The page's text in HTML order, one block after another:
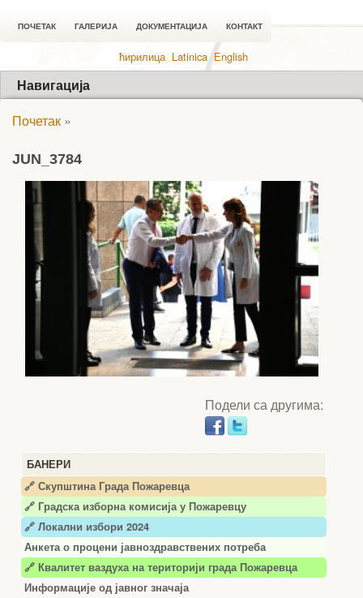
ПОЧЕТАК ГАЛЕРИЈА ДОКУМЕНТАЦИЈА КОНТАКТ
ћирилица Latinica English
Навигација
БАНЕРИ
🔗 Скупштина Града Пожаревца
🔗 Градска изборна комисија у Пожаревцу
🔗 Локални избори 2024
Анкета о процени јавноздравствених потреба
🔗 Квалитет ваздуха на територији града Пожаревца
Информације од јавног значаја
Почетак »
JUN_3784
Подели са другима: